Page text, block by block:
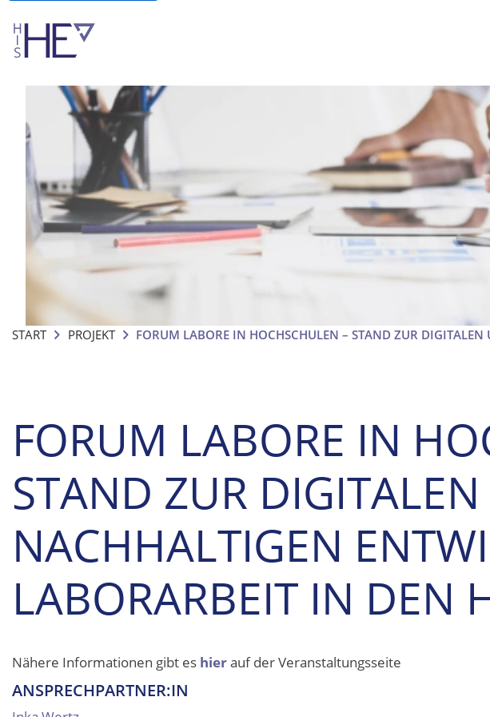
START PROJEKT FORUM LABORE IN HOCHSCHULEN – STAND ZUR
FORUM LABORE IN
STAND ZUR
NACHHALTIGEN
LABORARBEIT IN DEN
Nähere Informationen gibt es hierauf der Veranstaltungsseite
ANSPRECHPARTNER:IN